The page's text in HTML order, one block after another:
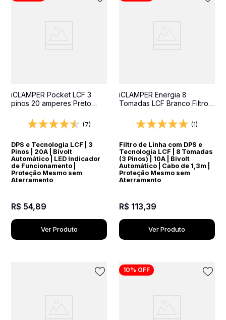
iCLAMPER Pocket LCF 3
pinos 20 amperes Preto
(7)
DPS e Tecnologia LCF | 3
Pinos | 20A | Bivolt
Automático | LED Indicador
de Funcionamento |
Proteção Mesmo sem
Aterramento
R$ 54,89
Ver Produto
iCLAMPER Energia 8
Tomadas LCF Branco Filtro
DPS Bivolt
(1)
Filtro de Linha com DPS e
Tecnologia LCF | 8 Tomadas
(3 Pinos) | 10A | Bivolt
Automático | Cabo de 1,3m |
Proteção Mesmo sem
Aterramento
R$ 113,39
Ver Produto
10% OFF